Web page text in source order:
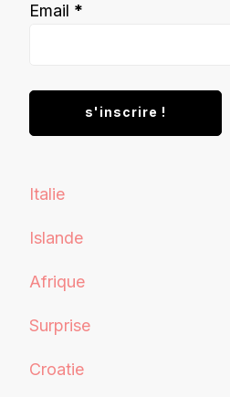
Email *
Italie
Islande
Afrique
Surprise
Croatie